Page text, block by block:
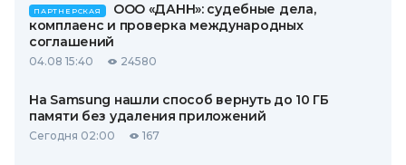
ПАРТНЕРСКАЯ
ООО «ДАНН»: судебные дела,
комплаенс и проверка международных
соглашений
04.08 15:40 24580
На Samsung нашли способ вернуть до 10 ГБ
памяти без удаления приложений
Сегодня 02:00 167